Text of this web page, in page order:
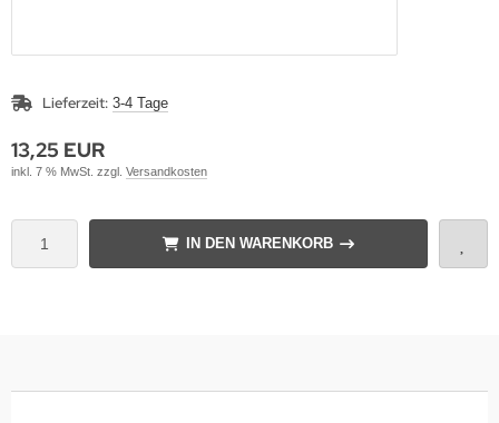
Lieferzeit: 3-4 Tage
13,25 EUR
inkl. 7 % MwSt. zzgl. Versandkosten
IN DEN WARENKORB